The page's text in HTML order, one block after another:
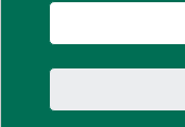
Buscar: